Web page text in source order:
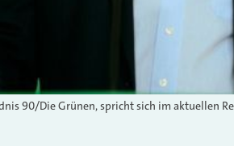
90/Die Grünen, spricht sich im aktuellen